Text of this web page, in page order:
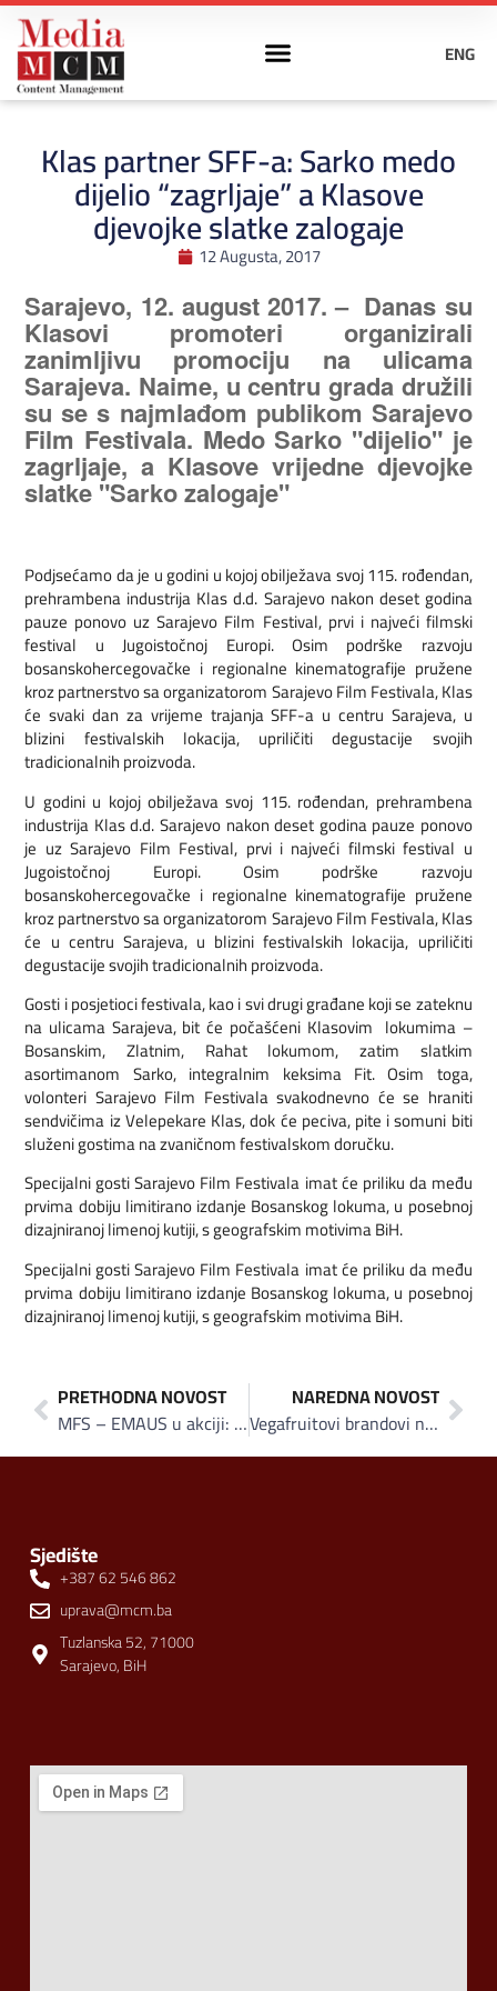
ENG
Klas partner SFF-a: Sarko medo
dijelio “zagrljaje” a Klasove
djevojke slatke zalogaje
12 Augusta, 2017
Sarajevo, 12. august 2017. – Danas su
Klasovi promoteri organizirali
zanimljivu promociju na ulicama
Sarajeva. Naime, u centru grada družili
su se s najmlađom publikom Sarajevo
Film Festivala. Medo Sarko "dijelio" je
zagrljaje, a Klasove vrijedne djevojke
slatke "Sarko zalogaje"
Podjsećamo da je u godini u kojoj obilježava svoj 115. rođendan,
prehrambena industrija Klas d.d. Sarajevo nakon deset godina
pauze ponovo uz Sarajevo Film Festival, prvi i najveći filmski
festival u Jugoistočnoj Europi. Osim podrške razvoju
bosanskohercegovačke i regionalne kinematografije pružene
kroz partnerstvo sa organizatorom Sarajevo Film Festivala, Klas
će svaki dan za vrijeme trajanja SFF-a u centru Sarajeva, u
blizini festivalskih lokacija, upriličiti degustacije svojih
tradicionalnih proizvoda.
U godini u kojoj obilježava svoj 115. rođendan, prehrambena
industrija Klas d.d. Sarajevo nakon deset godina pauze ponovo
je uz Sarajevo Film Festival, prvi i najveći filmski festival u
Jugoistočnoj Europi. Osim podrške razvoju
bosanskohercegovačke i regionalne kinematografije pružene
kroz partnerstvo sa organizatorom Sarajevo Film Festivala, Klas
će u centru Sarajeva, u blizini festivalskih lokacija, upriličiti
degustacije svojih tradicionalnih proizvoda.
Gosti i posjetioci festivala, kao i svi drugi građane koji se zateknu
na ulicama Sarajeva, bit će počašćeni Klasovim lokumima –
Bosanskim, Zlatnim, Rahat lokumom, zatim slatkim
asortimanom Sarko, integralnim keksima Fit. Osim toga,
volonteri Sarajevo Film Festivala svakodnevno će se hraniti
sendvičima iz Velepekare Klas, dok će peciva, pite i somuni biti
služeni gostima na zvaničnom festivalskom doručku.
Specijalni gosti Sarajevo Film Festivala imat će priliku da među
prvima dobiju limitirano izdanje Bosanskog lokuma, u posebnoj
dizajniranoj limenoj kutiji, s geografskim motivima BiH.
Specijalni gosti Sarajevo Film Festivala imat će priliku da među
prvima dobiju limitirano izdanje Bosanskog lokuma, u posebnoj
dizajniranoj limenoj kutiji, s geografskim motivima BiH.
PRETHODNA NOVOST
MFS – EMAUS u akciji: Sa 30 KM stipendirate jedno dijete u Burkini Faso
NAREDNA NOVOST
Vegafruitovi brandovi na američkom tržištu
Sjedište
+387 62 546 862
uprava@mcm.ba
Tuzlanska 52, 71000
Sarajevo, BiH